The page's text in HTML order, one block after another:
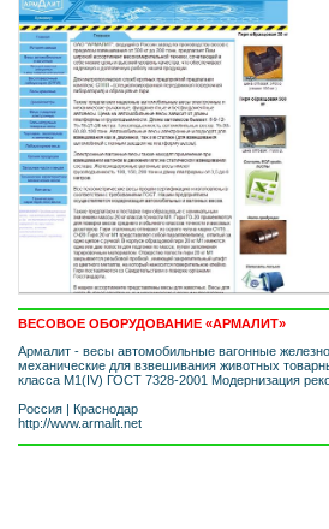
ВЕСОВОЕ ОБОРУДОВАНИЕ «АРМАЛИТ»
Армалит - весы автомобильные вагонные
механические для взвешивания животных
класса М1(IV) ГОСТ 7328-2001 Модернизация
Россия
Краснодар
http://www.armalit.net